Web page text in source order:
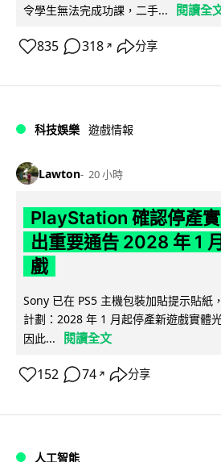
令學生無法完成功課，二手...
閱讀全
835 318 ↗ 分享
科技娛樂 遊戲情報
Lawton 20 小時
PlayStation 確認停產
出重要通告 2028 年 1
戲
Sony 已在 PS5 主機包裝加貼提示貼紙
計劃：2028 年 1 月起停產新遊戲實體
因此...
閱讀全文
152 74 ↗ 分享
人工智能